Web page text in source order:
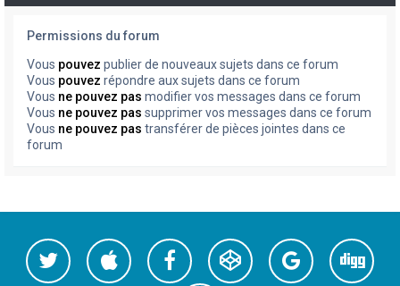
Permissions du forum
Vous pouvez publier de nouveaux sujets dans ce forum
Vous pouvez répondre aux sujets dans ce forum
Vous ne pouvez pas modifier vos messages dans ce forum
Vous ne pouvez pas supprimer vos messages dans ce forum
Vous ne pouvez pas transférer de pièces jointes dans ce
forum